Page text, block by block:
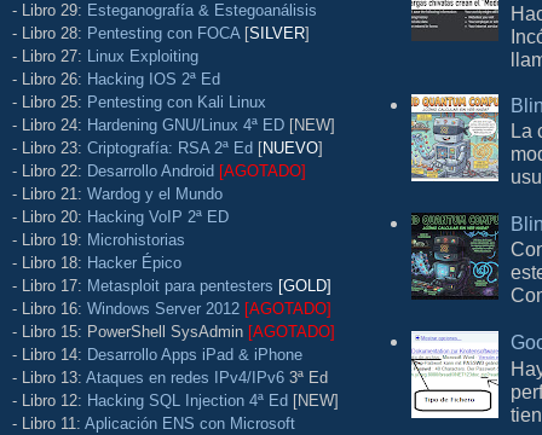
- Libro 29: Esteganografía & Estegoanálisis
- Libro 28: Pentesting con FOCA[SILVER]
- Libro 27: Linux Exploiting
- Libro 26: Hacking IOS 2ª Ed
- Libro 25: Pentesting con Kali Linux
- Libro 24: Hardening GNU/Linux 4ª ED [NEW]
- Libro 23: Criptografía: RSA 2ª Ed [NUEVO]
- Libro 22: Desarrollo Android [AGOTADO]
- Libro 21: Wardog y el Mundo
- Libro 20: Hacking VoIP 2ª ED
- Libro 19: Microhistorias
- Libro 18: Hacker Épico
- Libro 17: Metasploit para pentesters [GOLD]
- Libro 16: Windows Server 2012 [AGOTADO]
- Libro 15: PowerShell SysAdmin [AGOTADO]
- Libro 14: Desarrollo Apps iPad & iPhone
- Libro 13: Ataques en redes IPv4/IPv6 3ª Ed
- Libro 12: Hacking SQL Injection 4ª Ed [NEW]
- Libro 11: Aplicación ENS con Microsoft
La